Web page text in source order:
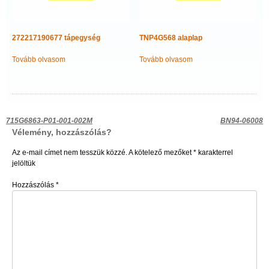
272217190677 tápegység
Tovább olvasom
TNP4G568 alaplap
Tovább olvasom
Bejegyzés
navigáció
715G6863-P01-001-002M BN94-06008
Vélemény, hozzászólás?
Az e-mail címet nem tesszük közzé.A kötelező mezőket* karakterrel
jelöltük
Hozzászólás *